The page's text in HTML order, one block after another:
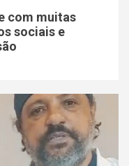
com muitas
sociais e